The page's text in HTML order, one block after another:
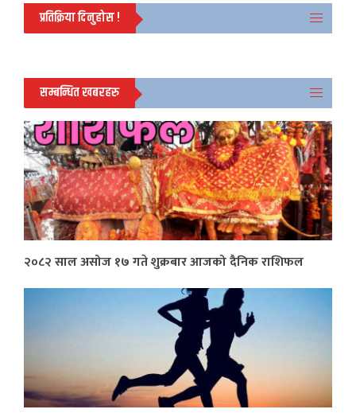
प्रतिक्रिया दिनुहोस !
सम्बन्धित खबरहरु
२०८२ साल असोज १७ गते शुक्रबार आजको दैनिक राशिफल